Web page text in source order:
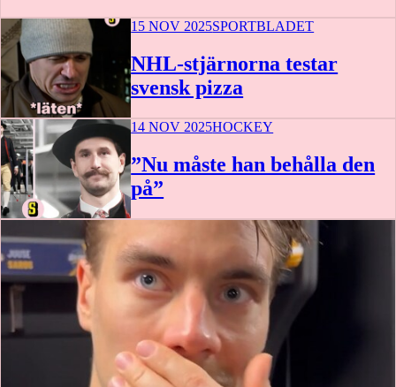
1:17
15 NOV 2025SPORTBLADET
NHL-stjärnorna testar
svensk pizza
14 NOV 2025HOCKEY
”Nu måste han behålla den
på”